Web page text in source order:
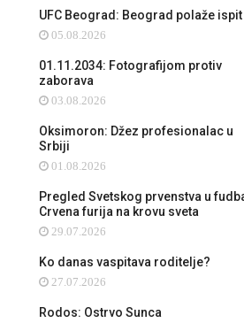
UFC Beograd: Beograd polaže ispit
05.08.2026
01.11.2034: Fotografijom protiv
zaborava
03.08.2026
Oksimoron: Džez profesionalac u
Srbiji
01.08.2026
Pregled Svetskog prvenstva u
Crvena furija na krovu sveta
29.07.2026
Ko danas vaspitava roditelje?
27.07.2026
Rodos: Ostrvo Sunca